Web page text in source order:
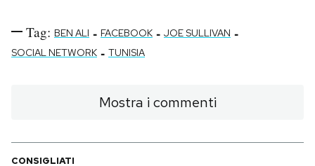
Tag: BEN ALI - FACEBOOK - JOE SULLIVAN -
SOCIAL NETWORK - TUNISIA
Mostra i commenti
CONSIGLIATI